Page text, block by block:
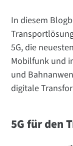
In diesem
5G, die
Mobilfunk und
und
digitale
5G für den